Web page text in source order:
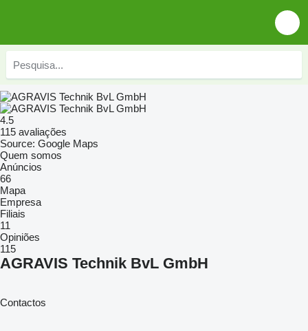
4.5
115 avaliações
Source: Google Maps
Quem somos
Anúncios
66
Mapa
Empresa
Filiais
11
Opiniões
115
AGRAVIS Technik BvL GmbH
Contactos